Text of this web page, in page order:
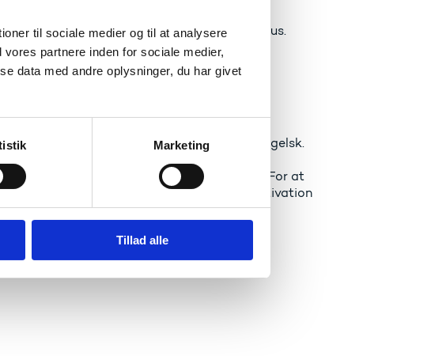
til sociale medier og til at analysere
partnere inden for sociale medier,
data med andre oplysninger, du har givet
Marketing
Tillad alle
projekter med bæredygtighed i fokus.
netværksaktiviteter.
for deltagelse at kunne tale flydende engelsk.
at sende op til to deltagere til seminaret. For at
hvor du begrunder din motivation